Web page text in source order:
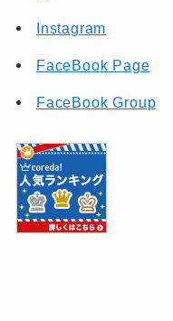
Instagram
FaceBook Page
FaceBook Group